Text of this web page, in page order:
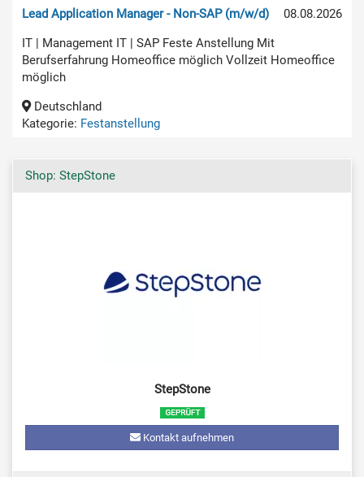
08.08.2026
Lead Application Manager - Non-SAP (m/w/d)
IT | Management IT | SAP Feste Anstellung Mit
Berufserfahrung Homeoffice möglich Vollzeit Homeoffice
möglich
Deutschland
Kategorie: Festanstellung
Shop: StepStone
StepStone
Kontakt aufnehmen